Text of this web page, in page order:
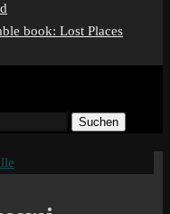
book: Lost Places
Suchen